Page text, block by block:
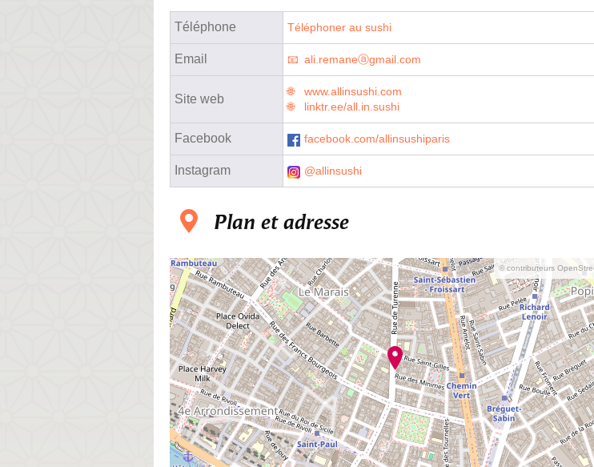
Téléphone Téléphoner au sushi
Email ali.remaneⓐgmail.com
Site web
www.allinsushi.com
linktr.ee/all.in.sushi
Facebook facebook.com/allinsushiparis
Instagram @allinsushi
Plan et adresse
© contributeurs